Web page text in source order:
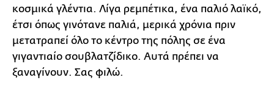
κοσμικά γλέντια. Λίγα ρεμπέτικα, ένα παλιό λαϊκό,
έτσι όπως γινότανε παλιά, μερικά χρόνια πριν
μετατραπεί όλο το κέντρο της πόλης σε ένα
γιγαντιαίο σουβλατζίδικο. Αυτά πρέπει να
ξαναγίνουν. Σας φιλώ.